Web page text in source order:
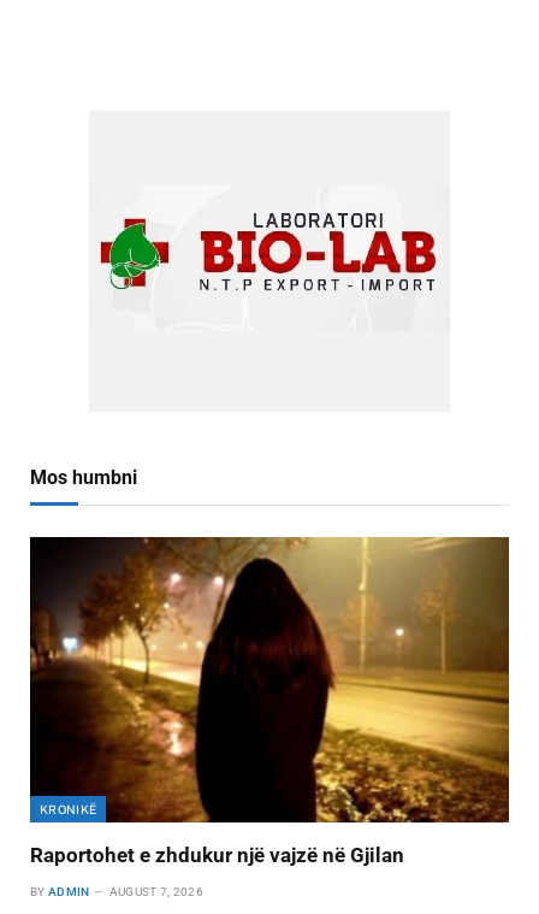
Mos humbni
KRONIKË
Raportohet e zhdukur një vajzë në Gjilan
BY ADMIN AUGUST 7, 2026